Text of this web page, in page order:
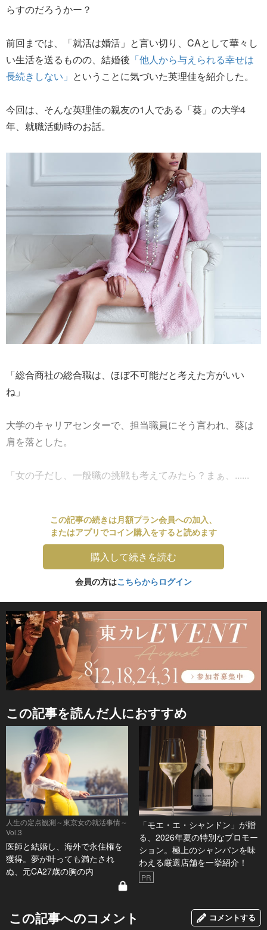
らすのだろうかー？
前回までは、「就活は婚活」と言い切り、CAとして華々し
い生活を送るものの、結婚後 「他人から与えられる幸せは
長続きしない」 ということに気づいた英理佳を紹介した。
今回は、そんな英理佳の親友の1人である「葵」の大学4
年、就職活動時のお話。
「総合商社の総合職は、ほぼ不可能だと考えた方がいい
ね」
大学のキャリアセンターで、担当職員にそう言われ、葵は
肩を落とした。
「女の子だし、一般職の挑戦も考えてみたら？まぁ、......
この記事の続きは月額プラン会員への加入、
またはアプリでコイン購入をすると読めます
購入して続きを読む
会員の方はこちらからログイン
この記事を読んだ人におすすめ
人生の定点観測～東京女の就活事情～
Vol.3
医師と結婚し、海外で永住権を
獲得。夢が叶っても満たされ
ぬ、元CA27歳の胸の内
「モエ・エ・シャンドン」が贈
る、2026年夏の特別なプロモー
ション。極上のシャンパンを味
わえる厳選店舗を一挙紹介！
PR
この記事へのコメント コメントする